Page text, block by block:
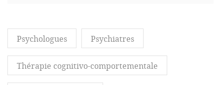
Psychologues Psychiatres
Thérapie cognitivo-comportementale